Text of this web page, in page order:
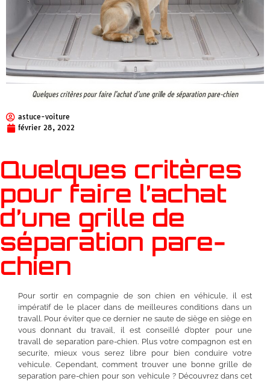
Quelques critères pour faire l’achat d’une grille de séparation pare-chien
astuce-voiture
février 28, 2022
Quelques critères
pour faire l’achat
d’une grille de
séparation pare-
chien
Pour sortir en compagnie de son chien en véhicule, il est
impératif de le placer dans de meilleures conditions dans un
travall. Pour éviter que ce dernier ne saute de siège en siège en
vous donnant dutravail, il est conseillé d’opter pour une
travall de separation pare-chien. Plus votre compagnon est en
securite, mieux vous serez libre pour bien conduire votre
vehicule. Cependant, comment trouver une bonne grille de
separation pare-chien pour son vehicule ? Découvrez dans cet